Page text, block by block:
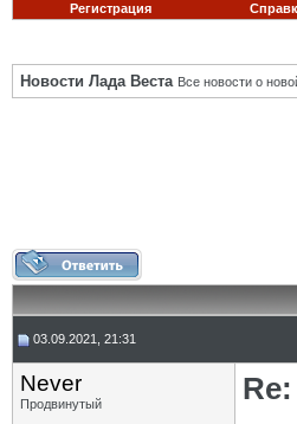
Регистрация
Новости Лада Веста Все новости о
03.09.2021, 21:31
Never
Продвинутый